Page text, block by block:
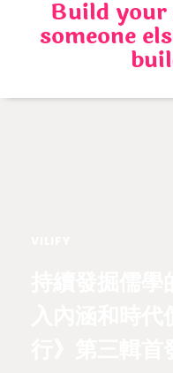
Build
someone